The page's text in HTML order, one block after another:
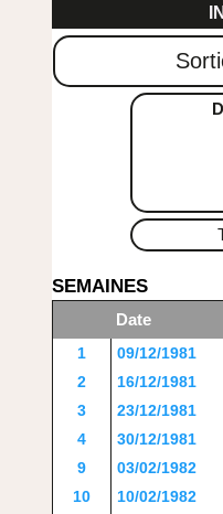
SEMAINES
Date
1
09/12/1981
2
16/12/1981
3
23/12/1981
4
30/12/1981
9
03/02/1982
10
10/02/1982